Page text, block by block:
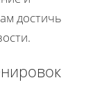
достичь